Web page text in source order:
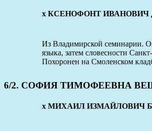
x КСЕНОФОНТ ИВАНОВИЧ
Из Владимирской семинарии.
языка, затем словесности
Похоронен на Смоленском
6/2. СОФИЯ ТИМОФЕЕВНА
x МИХАИЛ ИЗМАЙЛОВИЧ